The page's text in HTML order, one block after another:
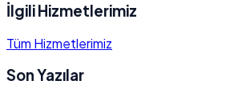
İlgili Hizmetlerimiz
Tüm Hizmetlerimiz
Son Yazılar